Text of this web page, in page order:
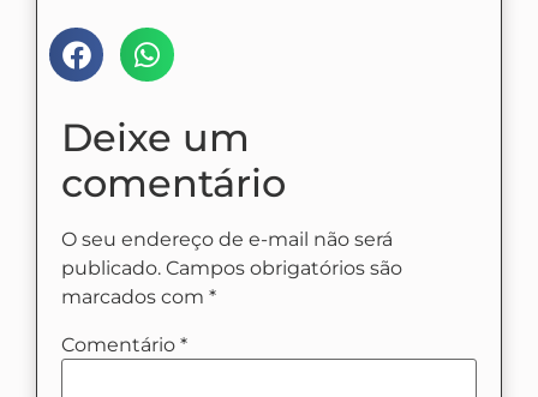
Deixe um
comentário
O seu endereço de e-mail não será
publicado. Campos obrigatórios são
marcados com *
Comentário *